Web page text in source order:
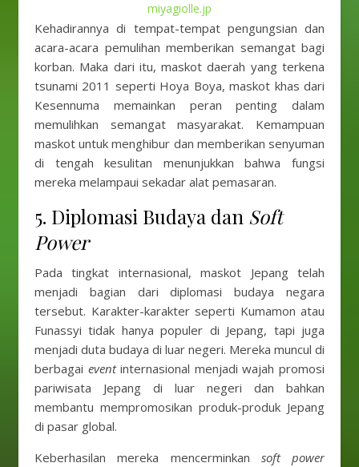
miyagiolle.jp
Kehadirannya di tempat-tempat pengungsian dan
acara-acara pemulihan memberikan semangat bagi
korban. Maka dari itu, maskot daerah yang terkena
tsunami 2011 seperti Hoya Boya, maskot khas dari
Kesennuma memainkan peran penting dalam
memulihkan semangat masyarakat. Kemampuan
maskot untuk menghibur dan memberikan senyuman
di tengah kesulitan menunjukkan bahwa fungsi
mereka melampaui sekadar alat pemasaran.
5. Diplomasi Budaya dan Soft
Power
Pada tingkat internasional, maskot Jepang telah
menjadi bagian dari diplomasi budaya negara
tersebut. Karakter-karakter seperti Kumamon atau
Funassyi tidak hanya populer di Jepang, tapi juga
menjadi duta budaya di luar negeri. Mereka muncul di
berbagai eventinternasional menjadi wajah promosi
pariwisata Jepang di luar negeri dan bahkan
membantu mempromosikan produk-produk Jepang
di pasar global.
Keberhasilan mereka mencerminkan soft power